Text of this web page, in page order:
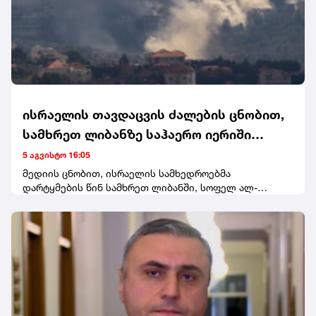
ისრაელის თავდაცვის ძალების ცნობით,
სამხრეთ ლიბანზე საჰაერო იერიში
მიიტანეს
5 აგვისტო 16:05
მედიის ცნობით, ისრაელის სამხედროებმა
დარტყმების წინ სამხრეთ ლიბანში, სოფელ ალ-
გაფრთხილება გაავრცელეს.